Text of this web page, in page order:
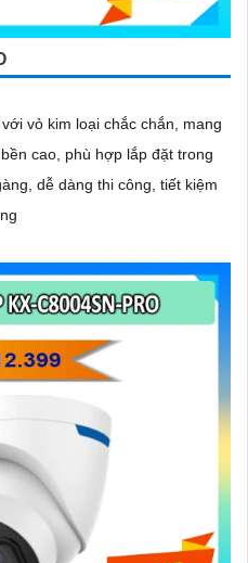
vỏ kim loại chắc chắn, mang
cao, phù hợp lắp đặt trong